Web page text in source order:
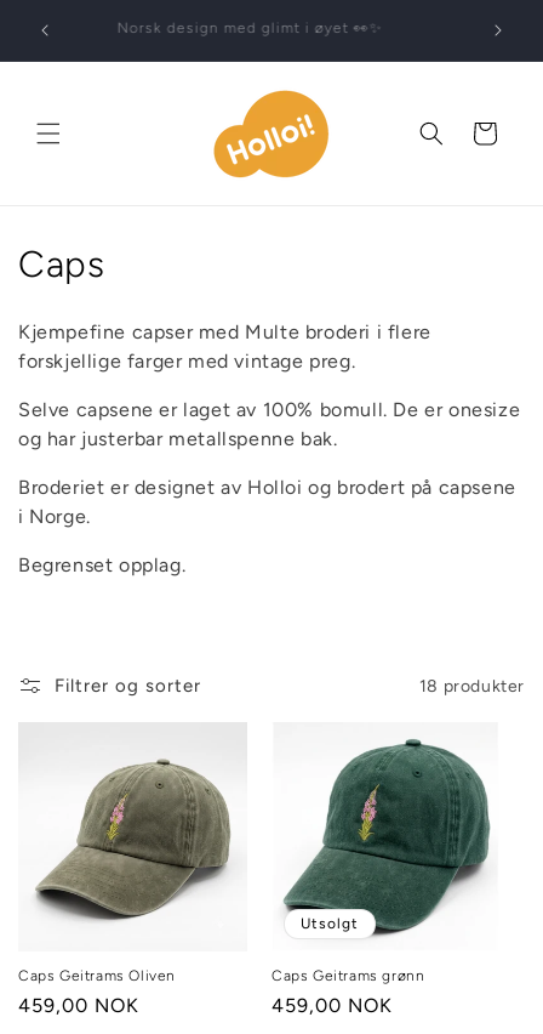
videre til• Fri frakt over 499 • Sikker betaling med Vipps og
Klarna • Unike gaver
Handlekurv
S
m
l
i
n
g
Caps
Kjempefine capser med Multe broderi i flere
forskjellige farger med vintage preg.
Selve capsene er laget av 100% bomull. De er onesize
og har justerbar metallspenne bak.
Broderiet er designet av Holloi og brodert på capsene
i Norge.
Begrenset opplag.
Filtrer og sorter 18 produkter
Caps Geitrams Oliven
Vanlig
459,00 NOK
Utsolgt
Caps Geitrams grønn
Vanlig
459,00 NOK